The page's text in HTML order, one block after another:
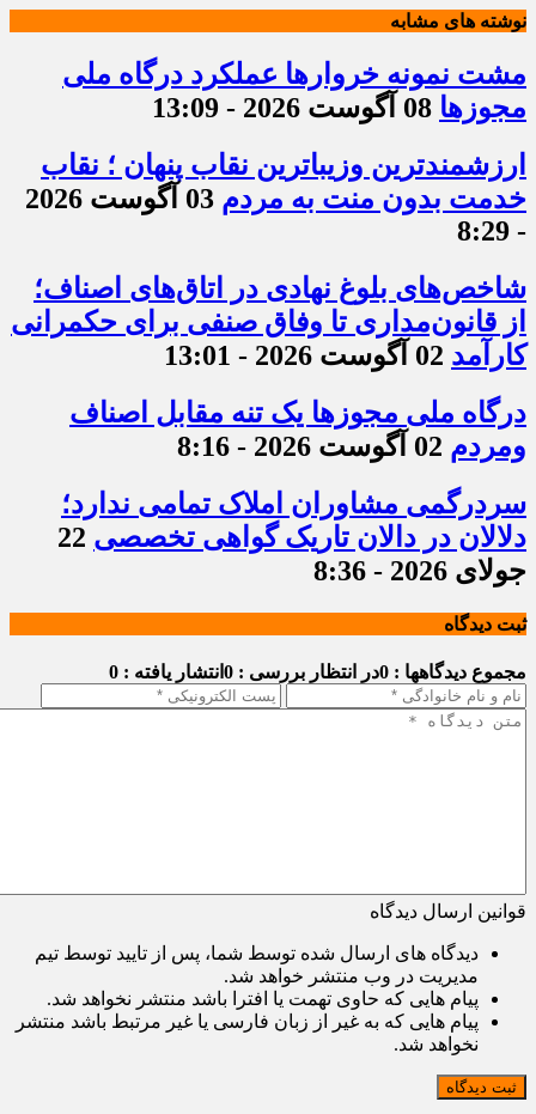
نوشته های مشابه
مشت نمونه خروارها عملکرد درگاه ملی
مجوزها 08 آگوست 2026 - 13:09
ارزشمندترین وزیباترین نقاب پنهان ؛ نقاب
خدمت بدون منت به مردم
03 آگوست 2026
- 8:29
شاخص‌های بلوغ نهادی در اتاق‌های اصناف؛
از قانون‌مداری تا وفاق صنفی برای حکمرانی
کارآمد 02 آگوست 2026 - 13:01
درگاه ملی مجوزها یک تنه مقابل اصناف
ومردم 02 آگوست 2026 - 8:16
سردرگمی مشاوران املاک تمامی ندارد؛
دلالان در دالان تاریک گواهی تخصصی 22
جولای 2026 - 8:36
ثبت دیدگاه
مجموع دیدگاهها : 0 در انتظار بررسی : 0 انتشار یافته : 0
قوانین ارسال دیدگاه
دیدگاه های ارسال شده توسط شما، پس از تایید توسط تیم
مدیریت در وب منتشر خواهد شد.
پیام هایی که حاوی تهمت یا افترا باشد منتشر نخواهد شد.
پیام هایی که به غیر از زبان فارسی یا غیر مرتبط باشد منتشر
نخواهد شد.
ثبت دیدگاه